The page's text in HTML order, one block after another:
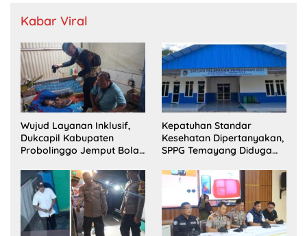
Kabar Viral
Wujud Layanan Inklusif,
Dukcapil Kabupaten
Probolinggo Jemput Bola
Disabilitas di Dringu
Kepatuhan Standar
Kesehatan Dipertanyakan,
SPPG Temayang Diduga